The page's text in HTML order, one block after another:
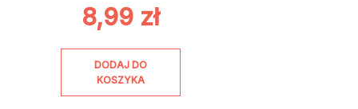
8,99 zł
DODAJ DO
KOSZYKA